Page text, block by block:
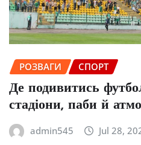
РОЗВАГИ СПОРТ
Де подивитись
стадіони, паби й
admin545 Jul 28,